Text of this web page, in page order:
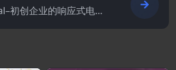
初创企业的响应式电子